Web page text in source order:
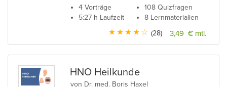
4 Vorträge
5:27 h Laufzeit
108 Quizfragen
8 Lernmaterialien
3,49 € mtl.
(28)
HNO Heilkunde
von Dr. med. Boris Haxel